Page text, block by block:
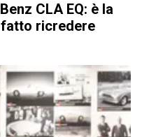
CLA EQ: è la
ricredere